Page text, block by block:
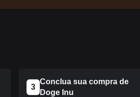
3
Conclua sua compra de
Doge Inu